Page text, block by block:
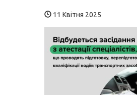
11 Квітня 2025